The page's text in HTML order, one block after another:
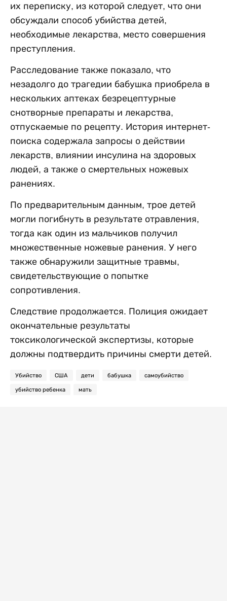
их переписку, из которой следует, что они
обсуждали способ убийства детей,
необходимые лекарства, место совершения
преступления.
Расследование также показало, что
незадолго до трагедии бабушка приобрела в
нескольких аптеках безрецептурные
снотворные препараты и лекарства,
отпускаемые по рецепту. История интернет-
поиска содержала запросы о действии
лекарств, влиянии инсулина на здоровых
людей, а также о смертельных ножевых
ранениях.
По предварительным данным, трое детей
могли погибнуть в результате отравления,
тогда как один из мальчиков получил
множественные ножевые ранения. У него
также обнаружили защитные травмы,
свидетельствующие о попытке
сопротивления.
Следствие продолжается. Полиция ожидает
окончательные результаты
токсикологической экспертизы, которые
должны подтвердить причины смерти детей.
Убийство США дети бабушка самоубийство
убийство ребенка мать